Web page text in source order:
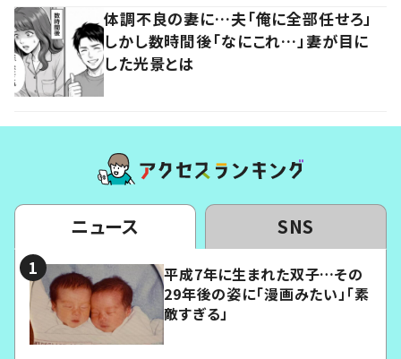
体調不良の妻に…夫「俺に全部任せろ」
しかし数時間後「なにこれ…」妻が目に
した光景とは
ニュース SNS
平成7年に生まれた双子…その
29年後の姿に「漫画みたい」「素
敵すぎる」